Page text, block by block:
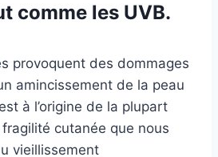
comme les UVB.
provoquent des dommages
amincissement de la peau
à l’origine de la plupart
cutanée que nous
vieillissement